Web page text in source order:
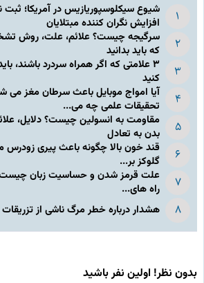
شیوع سیکلوسپوریازیس در آمریکا؛
افزایش نگران کننده مبتلایان
سرگیجه چیست؟ علائم، علت، روش
که باید بدانید
۳ علامتی که اگر همراه سردرد باشند،
کنید
آیا امواج موبایل باعث سرطان مغز می
تحقیقات علمی چه می...
مقاومت به انسولین چیست؟ دلایل،
بدن به تعادل
قند خون بالا چگونه باعث پیری زودرس
گلوکز بر...
علت قرمز شدن و حساسیت زبان چیست؟
راه های...
هشدار درباره خطر مرگ ناشی از تزریقات
بدون نظر! اولین نفر باشید